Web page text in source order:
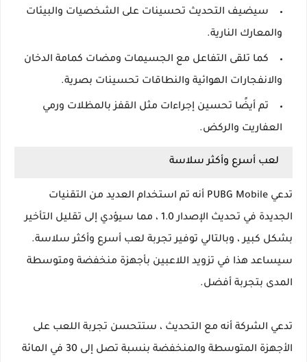
سيضيف التحديث تحسينات على الشخصيات والبيئات
والمعارك النارية.
كما تلقى التفاعل مع الجسيمات ومضات كمامة الدخان
والانفجارات الهوائية والنطاقات تحسينات بصرية.
تم أيضًا تحسين إجراءات مثل القفز بالمظلات ورمي
العفاريت والركض.
لعب أسرع وأكثر سلاسة
تدعي PUBG Mobile أنه تم استخدام العديد من التقنيات
الجديدة في تحديث الإصدار 1.0 ، مما سيؤدي إلى تقليل التأخير
بشكل كبير ، وبالتالي توفير تجربة لعب أسرع وأكثر سلاسة.
سيساعد هذا في تزويد اللاعبين بأجهزة منخفضة ومتوسطة
المدى بتجربة أفضل.
تدعي الشركة أنه مع التحديث ، ستتحسن تجربة اللعب على
الأجهزة المتوسطة والمنخفضة بنسبة تصل إلى 30 في المائة